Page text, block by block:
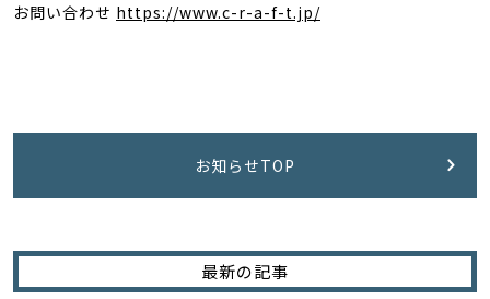
お問い合わせ https://www.c-r-a-f-t.jp/
お知らせTOP
最新の記事